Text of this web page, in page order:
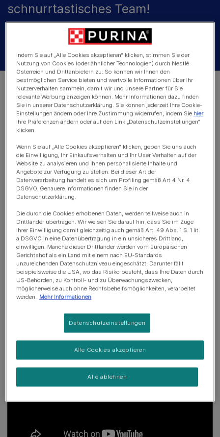
schnurrtastisches Team!
Meistersänger, Entertainer, Katzenliebhaber... Robbie und
Felix sind auf jeden Fall ein dynamisches Duo!
"Ich bin ein Nachtmensch, da bin ich so
wie eine Katze. Es ist eine ruhige Zeit und
wenn der Rest der Welt schläft, komponiere
ich die ganze Nacht in meinen heiligen vier
Wänden, umgeben von meinen Katzen!"
1 2 3 4 5 6 7
#
Die Katze ist aus dem Sack!
Erfahre mehr über Robbies Leben mit Katzen in diesem
Exklusiv-Interview.
Indem Sie auf „Alle Cookies akzeptieren“ klicken, stimmen Sie der
Nutzung von Cookies (oder ähnlicher Technologien) durch Nestlé
Österreich und Drittanbietern zu. So können wir Ihnen den
bestmöglichen Service bieten und wertvolle Informationen über Ihr
Nutzerverhalten sammeln, damit wir und unsere Partner für Sie
relevante Werbung anzeigen können. Mehr Informationen dazu finden
Sie in unserer Datenschutzerklärung. Sie können jederzeit Ihre Cookie-
Einstellungen ändern oder Ihre Zustimmung widerrufen, indem Sie hier
Ihre Präferenzen ändern oder auf den Link „Datenschutzeinstellungen“
klicken.
Wenn Sie auf „Alle Cookies akzeptieren“ klicken, geben Sie uns auch
die Einwilligung, Ihr Einkaufsverhalten und Ihr User Verhalten auf der
Website zu analysieren und Ihnen personalisierte Inhalte und
Angebote zur Verfügung zu stellen. Bei dieser Art der
Datenverarbeitung handelt es sich um Profiling gemäß Art 4 Nr. 4
DSGVO. Genauere Informationen finden Sie in der
Datenschutzerklärung.
Die durch die Cookies erhobenen Daten, werden teilweise auch in
Drittländer übertragen. Wir weisen Sie darauf hin, dass Sie im Zuge
Ihrer Einwilligung damit gleichzeitig auch gemäß Art. 49 Abs. 1 S. 1 lit.
a DSGVO in eine Datenübertragung in ein unsicheres Drittland,
einwilligen. Manche dieser Drittländer werden vom Europäischen
Gerichtshof als ein Land mit einem nach EU-Standards
unzureichenden Datenschutzniveau eingeschätzt. Darunter fällt
beispielsweise die USA, wo das Risiko besteht, dass Ihre Daten durch
US-Behörden, zu Kontroll- und zu Überwachungszwecken,
möglicherweise auch ohne Rechtsbehelfsmöglichkeiten, verarbeitet
werden. Mehr Informationen
Datenschutzeinstellungen
Alle ablehnen
Alle Cookies akzeptieren